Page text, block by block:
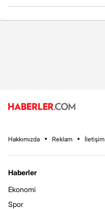
Hakkımızda Reklam İletişim
Haberler
Ekonomi
Spor